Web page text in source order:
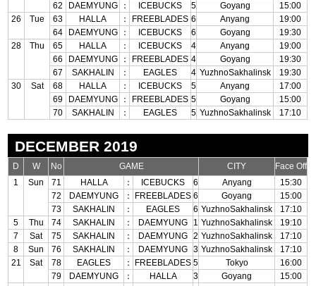
62
DAEMYUNG ： ICEBUCKS 5 Goyang
15:00
26
Tue 63 HALLA ： FREEBLADES 6 Anyang
19:00
64
DAEMYUNG ： ICEBUCKS 6 Goyang
19:30
28
Thu 65 HALLA ： ICEBUCKS 4 Anyang
19:00
66
DAEMYUNG ： FREEBLADES 4 Goyang
19:30
67
SAKHALIN ： EAGLES 4 YuzhnoSakhalinsk
19:30
30
Sat 68 HALLA ： ICEBUCKS 5 Anyang
17:00
69
DAEMYUNG ： FREEBLADES 5 Goyang
15:00
70
SAKHALIN ： EAGLES 5 YuzhnoSakhalinsk 17:10
DECEMBER 2019
D W No GAME CITY
Face Off
1
Sun 71 HALLA ： ICEBUCKS 6 Anyang
15:30
72
DAEMYUNG ： FREEBLADES 6 Goyang
15:00
73
SAKHALIN ： EAGLES 6 YuzhnoSakhalinsk
17:10
5
Thu 74 SAKHALIN ： DAEMYUNG 1 YuzhnoSakhalinsk
19:10
7
Sat 75 SAKHALIN ： DAEMYUNG 2 YuzhnoSakhalinsk
17:10
8
Sun 76 SAKHALIN ： DAEMYUNG 3 YuzhnoSakhalinsk
17:10
21
Sat 78 EAGLES ： FREEBLADES 5 Tokyo
16:00
79
DAEMYUNG ： HALLA 3 Goyang
15:00